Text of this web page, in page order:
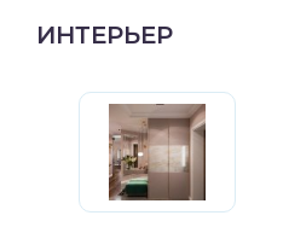
ИНТЕРЬЕР